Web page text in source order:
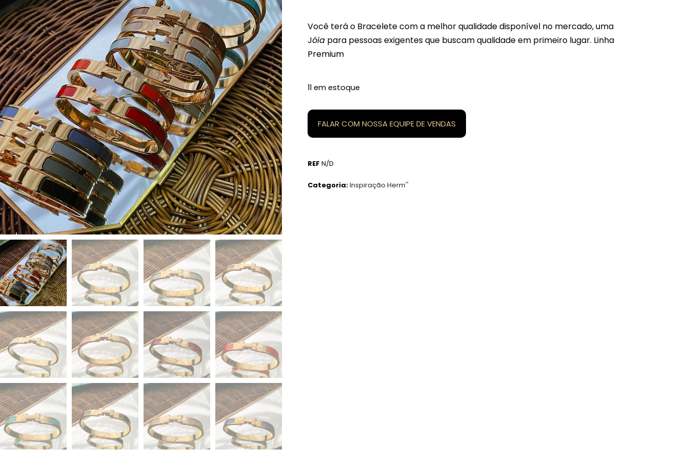
Você terá o Bracelete com a melhor qualidade disponível no mercado, uma
Jóia para pessoas exigentes que buscam qualidade em primeiro lugar. Linha
Premium
11 em estoque
FALAR COM NOSSA EQUIPE DE VENDAS
REF N/D
Categoria:Inspiração Herm''